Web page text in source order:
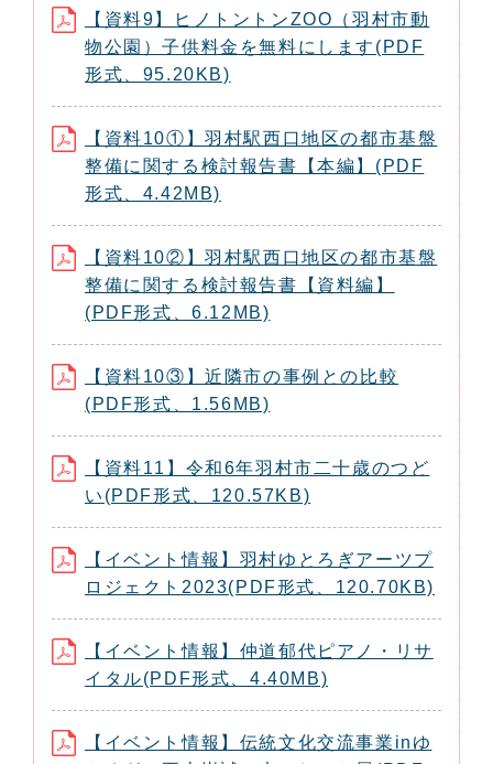
【資料9】ヒノトントンZOO（羽村市動
物公園）子供料金を無料にします(PDF
形式、95.20KB)
【資料10①】羽村駅西口地区の都市基盤
整備に関する検討報告書【本編】(PDF
形式、4.42MB)
【資料10②】羽村駅西口地区の都市基盤
整備に関する検討報告書【資料編】
(PDF形式、6.12MB)
【資料10③】近隣市の事例との比較
(PDF形式、1.56MB)
【資料11】令和6年羽村市二十歳のつど
い(PDF形式、120.57KB)
【イベント情報】羽村ゆとろぎアーツプ
ロジェクト2023(PDF形式、120.70KB)
【イベント情報】仲道郁代ピアノ・リサ
イタル(PDF形式、4.40MB)
【イベント情報】伝統文化交流事業inゆ